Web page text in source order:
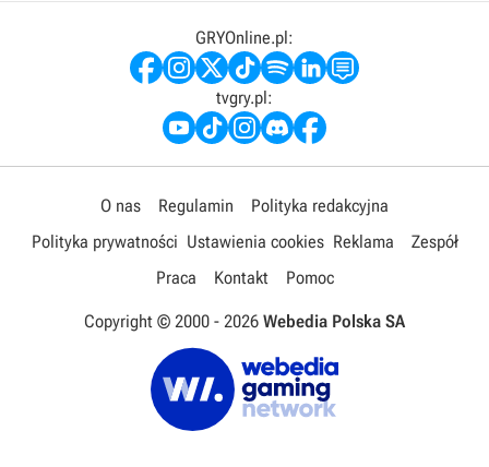
GRYOnline.pl:
tvgry.pl:
O nas Regulamin
Polityka redakcyjna
Polityka prywatności Ustawienia cookies Reklama
Zespół
Praca
Kontakt Pomoc
Copyright © 2000 - 2026 Webedia Polska SA